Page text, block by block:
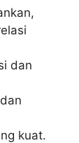
dan
kuat.